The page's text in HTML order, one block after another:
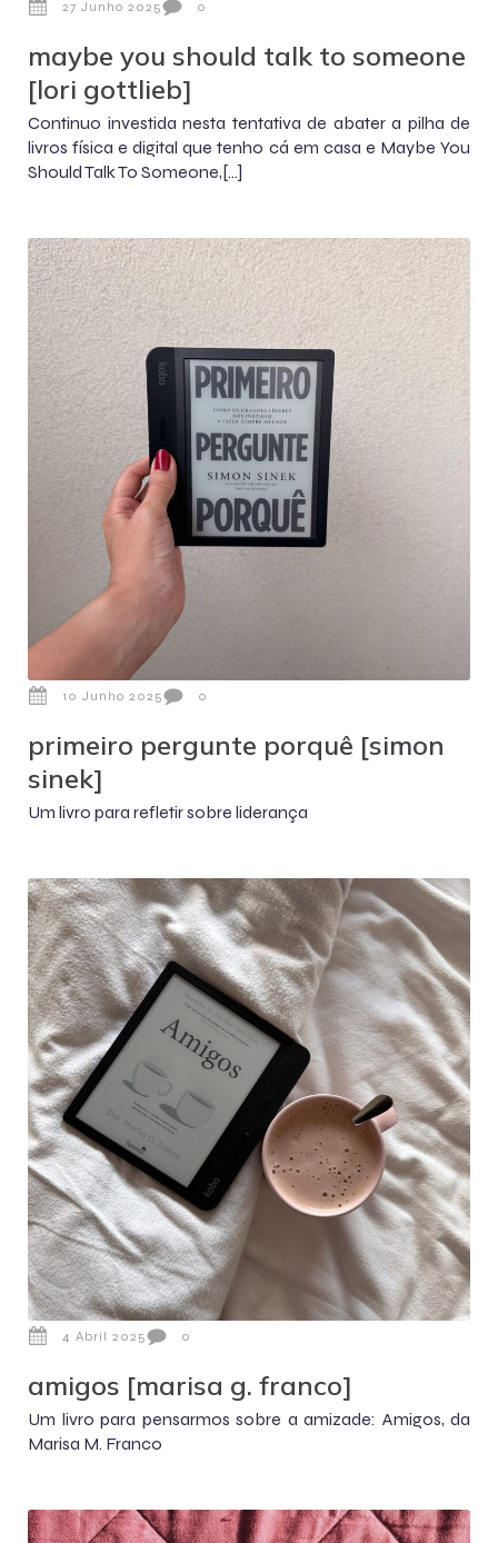
27 Junho 2025 0
maybe you should talk to someone
[lori gottlieb]
Continuo investida nesta tentativa de abater a pilha de
livros física e digital que tenho cá em casa e Maybe You
Should Talk To Someone,[…]
10 Junho 2025 0
primeiro pergunte porquê [simon
sinek]
Um livro para refletir sobre liderança
4 Abril 2025 0
amigos [marisa g. franco]
Um livro para pensarmos sobre a amizade: Amigos, da
Marisa M. Franco